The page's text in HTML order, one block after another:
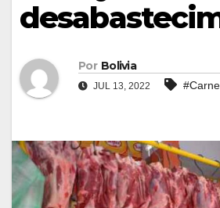
Por Bolivia
JUL 13, 2022 #Carne